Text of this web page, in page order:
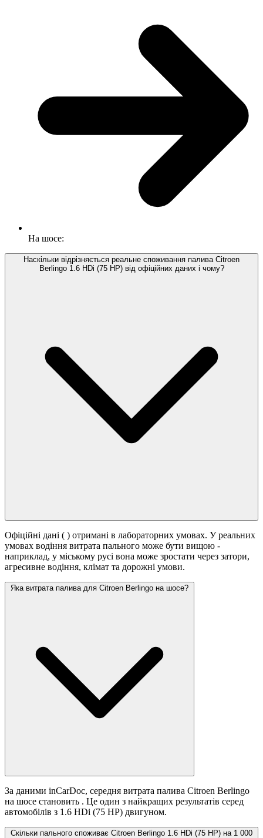
На шосе:
Наскільки відрізняється реальне споживання палива Citroen
Berlingo 1.6 HDi (75 HP) від офіційних даних і чому?
Офіційні дані ( ) отримані в лабораторних умовах. У реальних
умовах водіння витрата пального може бути вищою -
наприклад, у міському русі вона може зростати через затори,
агресивне водіння, клімат та дорожні умови.
Яка витрата палива для Citroen Berlingo на шосе?
За даними inCarDoc, середня витрата палива Citroen Berlingo
на шосе становить . Це один з найкращих результатів серед
автомобілів з 1.6 HDi (75 HP) двигуном.
Скільки пального споживає Citroen Berlingo 1.6 HDi (75 HP) на 1 000